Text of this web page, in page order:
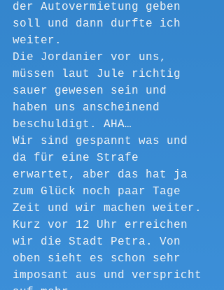
der Autovermietung geben
soll und dann durfte ich
weiter.
Die Jordanier vor uns,
müssen laut Jule richtig
sauer gewesen sein und
haben uns anscheinend
beschuldigt. AHA…
Wir sind gespannt was und
da für eine Strafe
erwartet, aber das hat ja
zum Glück noch paar Tage
Zeit und wir machen weiter.
Kurz vor 12 Uhr erreichen
wir die Stadt Petra. Von
oben sieht es schon sehr
imposant aus und verspricht